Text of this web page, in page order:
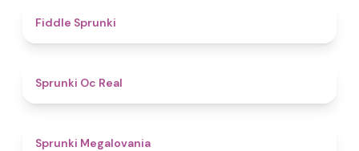
Fiddle Sprunki
Sprunki Oc Real
Sprunki Megalovania